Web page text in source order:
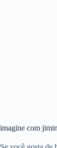
imagine com